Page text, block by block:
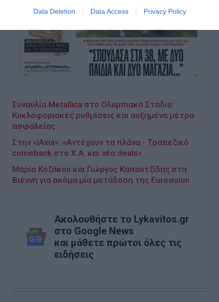
Data Deletion Data Access Privacy Policy
Συναυλία Metallica στο Ολυμπιακό Στάδιο:
Κυκλοφοριακές ρυθμίσεις και αυξημένα μέτρα
ασφαλείας
Στην «iAxia»: «Αντέχουν τα πλάνα - Τραπεζικό
comeback στο Χ.Α. και νέα deals»
Μαρία Κοζάκου και Γιώργος Καπουτζίδης στη
Βιέννη για ακόμα μία μετάδοση της Eurovision
Ακολουθήστε το Lykavitos.gr
στο Google News
και μάθετε πρώτοι όλες τις
ειδήσεις